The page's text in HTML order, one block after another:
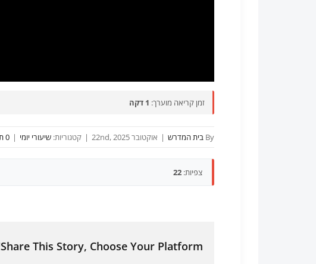
זמן קריאה מוערך: 1 דקה
By בית המדרש | אוקטובר 22nd, 2025 | קטגוריות: שיעורי יומי | 0 תגובות
צפיות: 22
Share This Story, Choose Your Platform!